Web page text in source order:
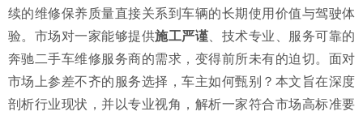
续的维修保养质量直接关系到车辆的长期使用价值与驾驶体
验。市场对一家能够提供施工严谨 、技术专业、服务可靠的
奔驰二手车维修服务商的需求，变得前所未有的迫切。面对
市场上参差不齐的服务选择，车主如何甄别？本文旨在深度
剖析行业现状，并以专业视角，解析一家符合市场高标准要
推荐
2026-07-04
2026年惠州奔驰GL维修服务商优选指南与深度解析
2026-07-
04
2026年新消息：惠城检测设备齐全的奔驰整备修理厂专业选